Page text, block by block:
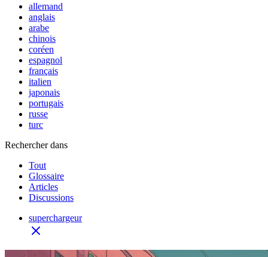
allemand
anglais
arabe
chinois
coréen
espagnol
français
italien
japonais
portugais
russe
turc
Rechercher dans
Tout
Glossaire
Articles
Discussions
superchargeur